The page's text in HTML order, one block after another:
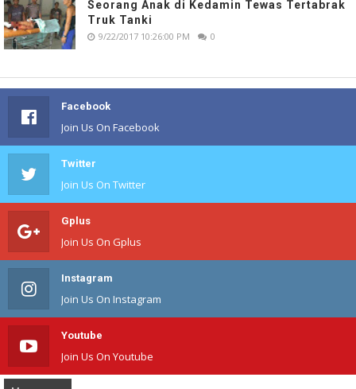
Seorang Anak di Kedamin Tewas Tertabrak
Truk Tanki
9/22/2017 10:26:00 PM 0
Facebook
Join Us On Facebook
Twitter
Join Us On Twitter
Gplus
Join Us On Gplus
Instagram
Join Us On Instagram
Youtube
Join Us On Youtube